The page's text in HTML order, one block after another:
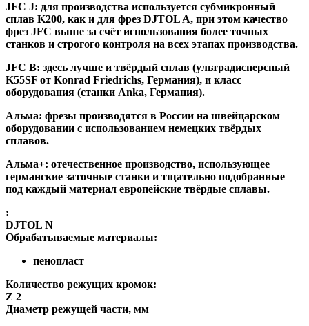
JFC J: для производства используется субмикронный
сплав K200, как и для фрез DJTOL A, при этом качество
фрез JFC выше за счёт использования более точных
станков и строгого контроля на всех этапах производства.
JFC B: здесь лучше и твёрдый сплав (ультрадисперсный
K55SF от Konrad Friedrichs, Германия), и класс
оборудования (станки Anka, Германия).
Альма: фрезы производятся в России на швейцарском
оборудовании с использованием немецких твёрдых
сплавов.
Альма+: отечественное производство, использующее
германские заточные станки и тщательно подобранные
под каждый материал европейские твёрдые сплавы.
:
DJTOL N
Обрабатываемые материалы:
пенопласт
Количество режущих кромок:
Z 2
Диаметр режущей части, мм